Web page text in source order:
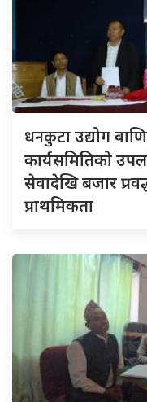
धनकुटाउद्योग
कार्यसमितिको
सेवादेखि बजार
प्राथमिकता